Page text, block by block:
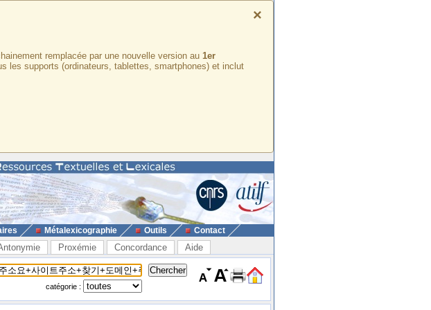
×
remplacée par une nouvelle version au 1er
les supports (ordinateurs, tablettes, smartphones) et inclut
Métalexicographie Outils Contact
Proxémie Concordance Aide
catégorie :